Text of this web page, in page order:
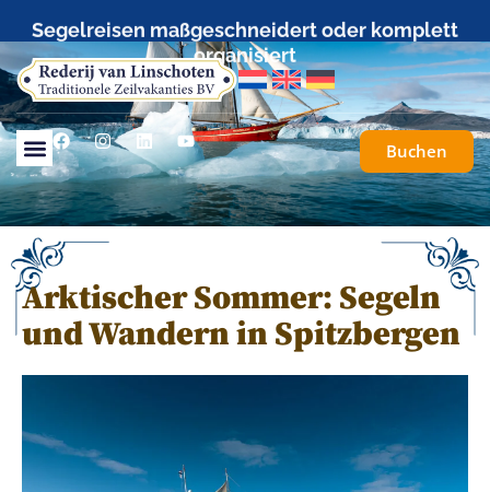
Segelreisen maßgeschneidert oder komplett
organisiert
Buchen
Arktischer Sommer: Segeln
und Wandern in Spitzbergen